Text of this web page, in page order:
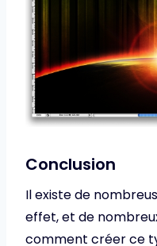
Conclusion
Il existe de
effet, et de
comment créer ce